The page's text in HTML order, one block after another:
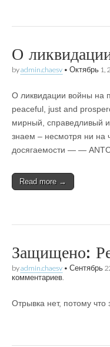
О
byadmin.chaesv • Октябрь 1,
О ликвидации войны на
peaceful, just and
мирный, справедливый
знаем – несмотря ни на
досягаемости — —
Read more →
Защищено:
byadmin.chaesv • Сентябрь
комментариев.
Отрывка нет, потому что